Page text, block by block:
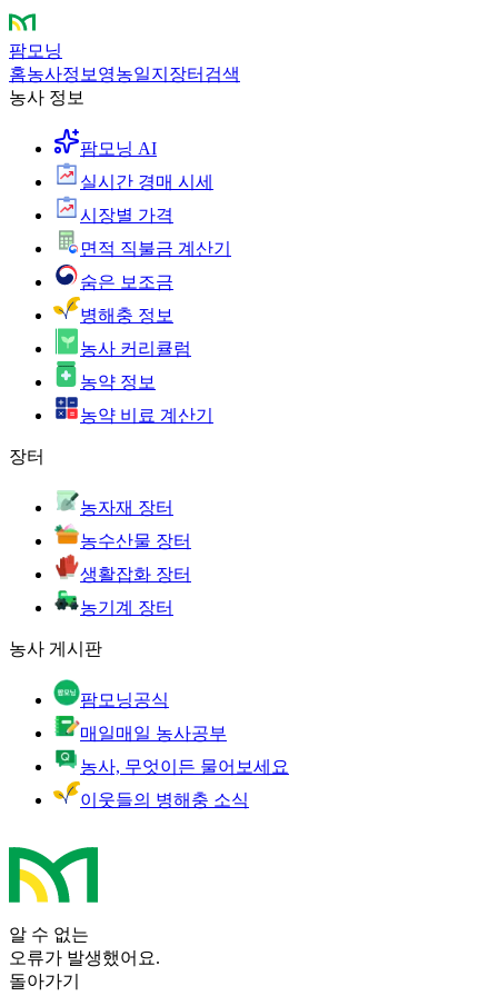
팜모닝
홈농사정보 영농일지 장터 검색
농사 정보
팜모닝 AI
실시간 경매 시세
시장별 가격
면적 직불금 계산기
숨은 보조금
병해충 정보
농사 커리큘럼
농약 정보
농약 비료 계산기
장터
농자재 장터
농수산물 장터
생활잡화 장터
농기계 장터
농사 게시판
팜모닝공식
매일매일 농사공부
농사, 무엇이든 물어보세요
이웃들의 병해충 소식
알 수 없는
오류가 발생했어요.
돌아가기